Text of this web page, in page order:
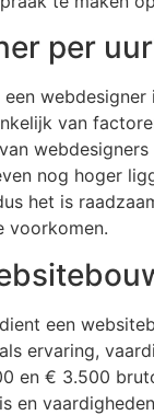
per
van
nog hoger
het is
voorkomen.
een
ervaring,
en € 3.500
en